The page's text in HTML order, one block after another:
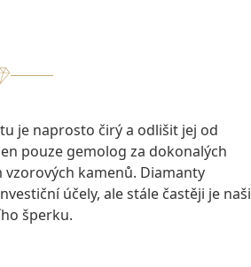
je naprosto čirý a odlišit jej od
pouze gemolog za dokonalých
kamenů. Diamanty
účely, ale stále častěji je naši
šperku.